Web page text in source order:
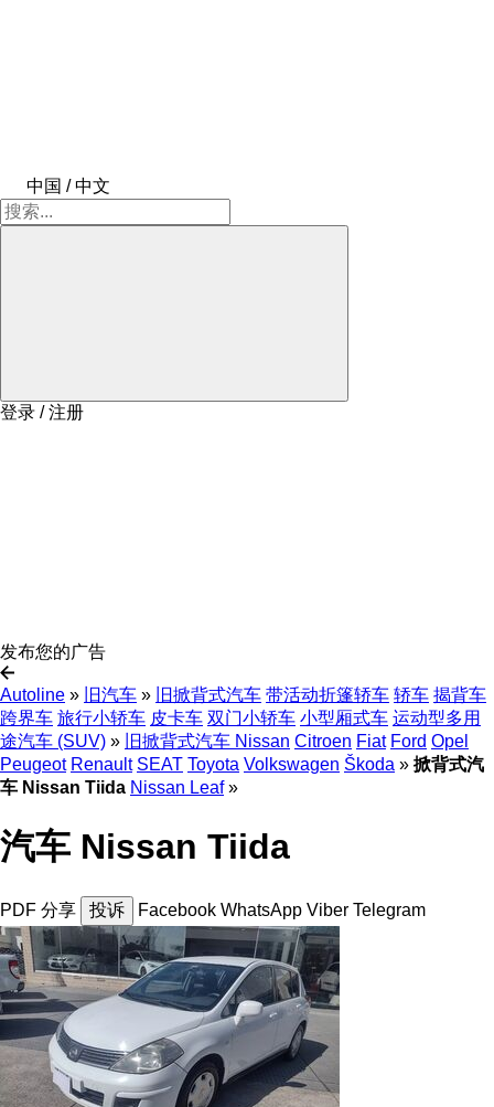
中国 / 中文
登录 / 注册
发布您的广告
Autoline » 旧汽车 » 旧掀背式汽车 带活动折篷轿车 轿车 揭背车
跨界车 旅行小轿车 皮卡车 双门小轿车 小型厢式车 运动型多用
途汽车 (SUV) » 旧掀背式汽车 Nissan Citroen Fiat Ford Opel
Peugeot Renault SEAT Toyota Volkswagen Škoda » 掀背式汽
车 Nissan Tiida Nissan Leaf »
汽车 Nissan Tiida
PDF 分享 投诉 Facebook WhatsApp Viber Telegram